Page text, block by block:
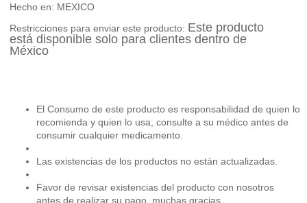
Hecho en: MEXICO
Restricciones para enviar este producto: Este producto
está disponible solo para clientes dentro de
México
El Consumo de este producto es responsabilidad de quien lo
recomienda y quien lo usa, consulte a su médico antes de
consumir cualquier medicamento.
Las existencias de los productos no están actualizadas.
Favor de revisar existencias del producto con nosotros
antes de realizar su pago, muchas gracias.